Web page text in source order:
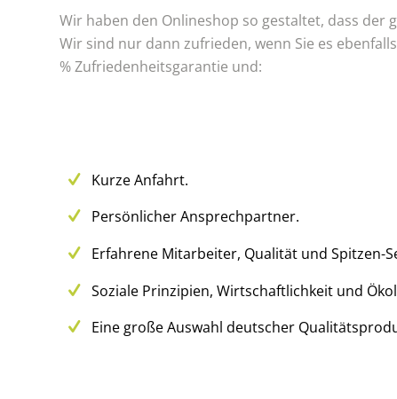
Wir haben den Onlineshop so gestaltet, dass
Wir sind nur dann zufrieden, wenn Sie es
% Zufriedenheitsgarantie und:
Kurze Anfahrt.
Persönlicher Ansprechpartner.
Erfahrene Mitarbeiter, Qualität und Spitzen-
Soziale Prinzipien, Wirtschaftlichkeit und
Eine große Auswahl deutscher